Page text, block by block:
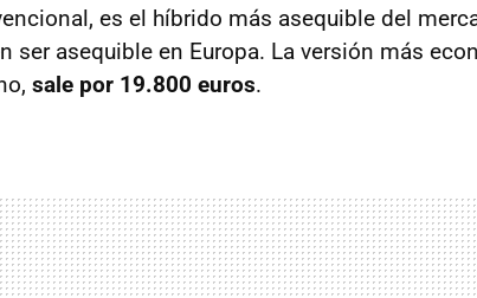
es el híbrido más asequible del
ser asequible en Europa. La versión más
sale por 19.800 euros.